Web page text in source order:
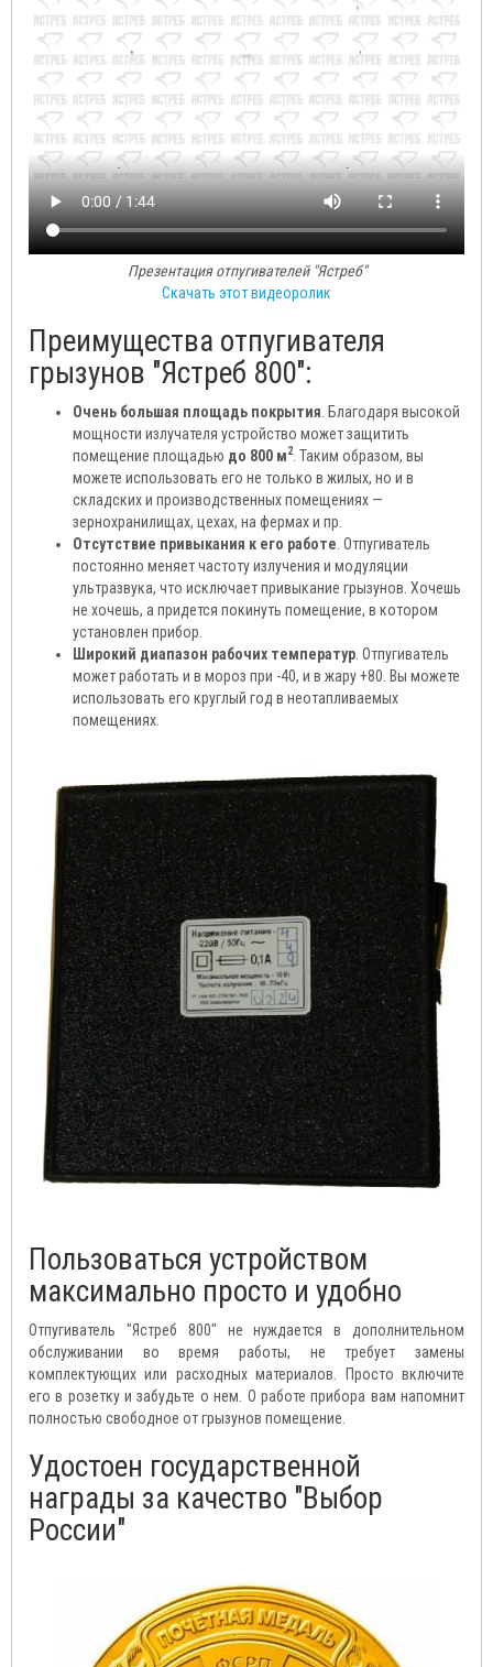
Презентация отпугивателей "Ястреб"
Скачать этот видеоролик
Преимущества отпугивателя
грызунов "Ястреб 800":
Очень большая площадь покрытия . Благодаря высокой
мощности излучателя устройство может защитить
помещение площадью до 800 м2 . Таким образом, вы
можете использовать его не только в жилых, но и в
складских и производственных помещениях —
зернохранилищах, цехах, на фермах и пр.
Отсутствие привыкания к его работе . Отпугиватель
постоянно меняет частоту излучения и модуляции
ультразвука, что исключает привыкание грызунов. Хочешь
не хочешь, а придется покинуть помещение, в котором
установлен прибор.
Широкий диапазон рабочих температур . Отпугиватель
может работать и в мороз при -40, и в жару +80. Вы можете
использовать его круглый год в неотапливаемых
помещениях.
Пользоваться устройством
максимально просто и удобно
Отпугиватель "Ястреб 800" не нуждается в дополнительном
обслуживании во время работы, не требует замены
комплектующих или расходных материалов. Просто включите
его в розетку и забудьте о нем. О работе прибора вам напомнит
полностью свободное от грызунов помещение.
Удостоен государственной
награды за качество "Выбор
России"